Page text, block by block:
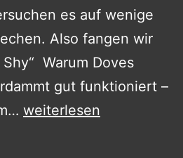
es auf wenige
Also fangen wir
Warum Doves
gut funktioniert –
Peekaboo
weiterlesen